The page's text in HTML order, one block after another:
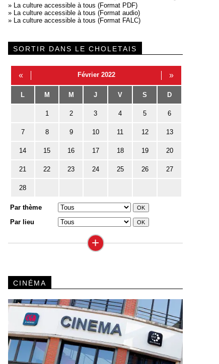
» La culture accessible à tous (Format PDF)
» La culture accessible à tous (Format audio)
» La culture accessible à tous (Format FALC)
SORTIR DANS LE CHOLETAIS
« Février 2022 »
L M M J V S D
1 2 3 4 5 6
7 8 9 10 11 12 13
14 15 16 17 18 19 20
21 22 23 24 25 26 27
28
Par thème
Par lieu
+
CINÉMA